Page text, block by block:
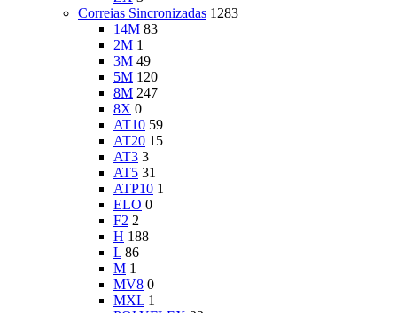
Correias Sincronizadas 1283
14M 83
2M 1
3M 49
5M 120
8M 247
8X 0
AT10 59
AT20 15
AT3 3
AT5 31
ATP10 1
ELO 0
F2 2
H 188
L 86
M 1
MV8 0
MXL 1